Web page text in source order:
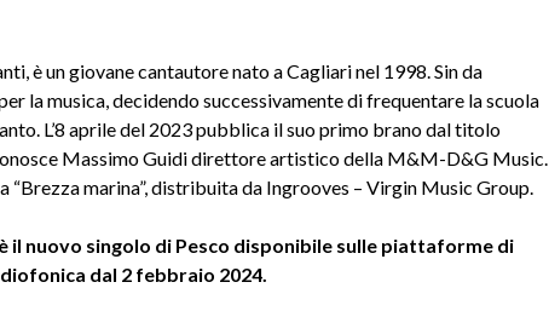
è un giovane cantautore nato a Cagliari nel 1998. Sin da
la musica, decidendo successivamente di frequentare la scuola
L’8 aprile del 2023 pubblica il suo primo brano dal titolo
Massimo Guidi direttore artistico della M&M-D&G Music.
marina”, distribuita da Ingrooves – Virgin Music Group.
il nuovo singolo di Pesco disponibile sulle piattaforme di
dal 2 febbraio 2024.